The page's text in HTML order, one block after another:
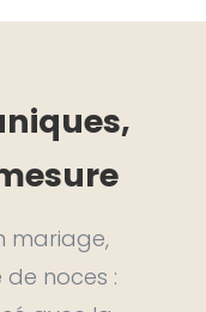
mariage,
noces :